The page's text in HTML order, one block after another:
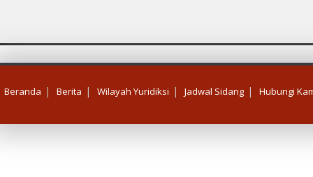
Beranda | Berita | Wilayah Yuridiksi | Jadwal Sidang | Hubungi